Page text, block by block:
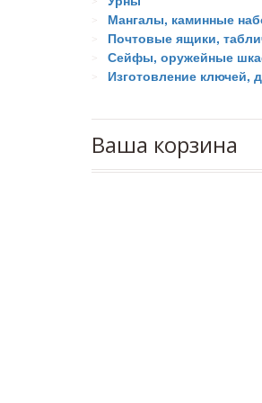
Мангалы, каминные
Почтовые ящики,
Сейфы, оружейные
Изготовление ключей,
Ваша корзина